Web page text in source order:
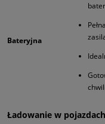
Bateryjna
chwili
Ładowanie w